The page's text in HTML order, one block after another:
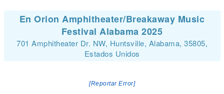
En Orion Amphitheater/Breakaway Music
Festival Alabama 2025
701 Amphitheater Dr. NW, Huntsville, Alabama, 35805,
Estados Unidos
[Reportar Error]